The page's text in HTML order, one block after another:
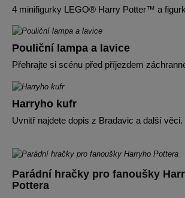
4 minifigurky LEGO® Harry Potter™ a
Pouliční lampa a lavice
Přehrajte si scénu před příjezdem
Harryho kufr
Uvnitř najdete dopis z Bradavic a další věci.
Parádní hračky pro fanoušky
Pottera